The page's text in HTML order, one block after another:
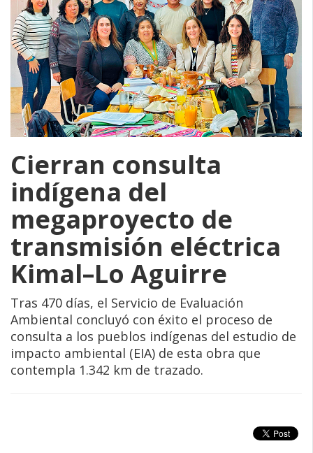
Cierran consulta
indígena del
megaproyecto de
transmisión eléctrica
Kimal–Lo Aguirre
Tras 470 días, el Servicio de Evaluación
Ambiental concluyó con éxito el proceso de
consulta a los pueblos indígenas del estudio de
impacto ambiental (EIA) de esta obra que
contempla 1.342 km de trazado.